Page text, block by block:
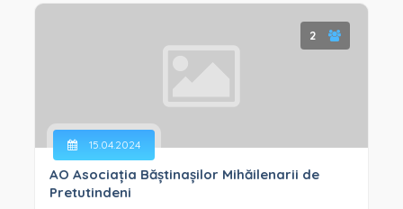
2
15.04.2024
AO Asociația Băștinașilor Mihăilenarii de
Pretutindeni